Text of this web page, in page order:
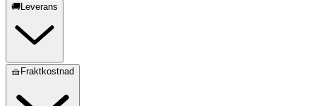
🚚Leverans
🧺Fraktkostnad